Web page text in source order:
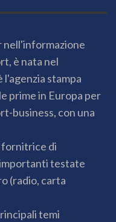
nell'informazione
è nata nel
stampa
prime in Europa per
business, con una
fornitrice di
testate
(radio, carta
temi